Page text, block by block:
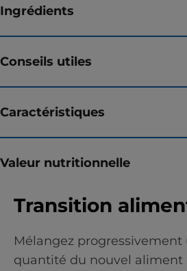
Ingrédients
Conseils utiles
Caractéristiques
Valeur nutritionnelle
Transition
Mélangez progressivement
quantité du nouvel aliment